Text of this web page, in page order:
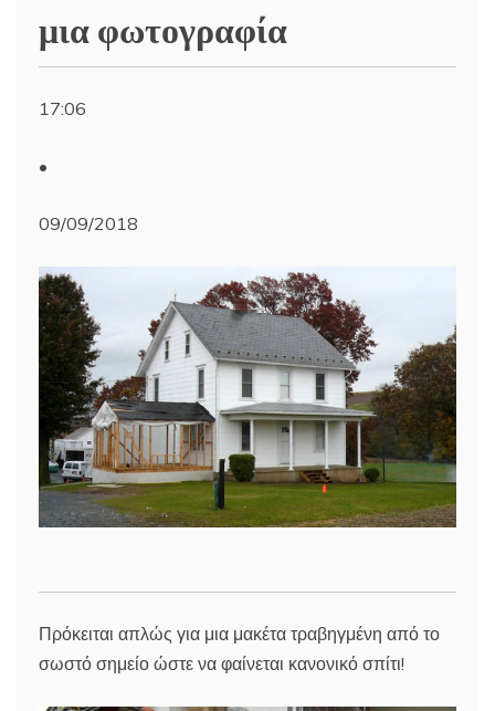
μια φωτογραφία
17:06
•
09/09/2018
Πρόκειται απλώς για μια μακέτα τραβηγμένη από το
σωστό σημείο ώστε να φαίνεται κανονικό σπίτι!